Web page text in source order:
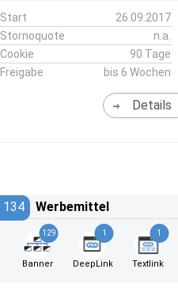
Start
26.09.2017
Stornoquote
n.a.
Cookie
90 Tage
Freigabe
bis 6 Wochen
Details
134 Werbemittel
129
Banner
1
DeepLink
1
Textlink